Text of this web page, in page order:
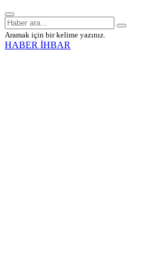
Aramak için bir kelime yazınız.
HABER İHBAR